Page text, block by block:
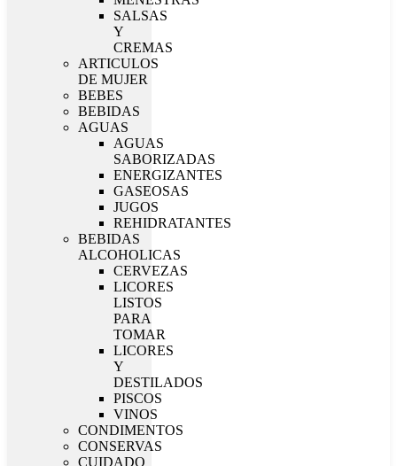
SALSAS
Y
CREMAS
ARTICULOS
DE MUJER
BEBES
BEBIDAS
AGUAS
AGUAS
SABORIZADAS
ENERGIZANTES
GASEOSAS
JUGOS
REHIDRATANTES
BEBIDAS
ALCOHOLICAS
CERVEZAS
LICORES
LISTOS
PARA
TOMAR
LICORES
Y
DESTILADOS
PISCOS
VINOS
CONDIMENTOS
CONSERVAS
CUIDADO